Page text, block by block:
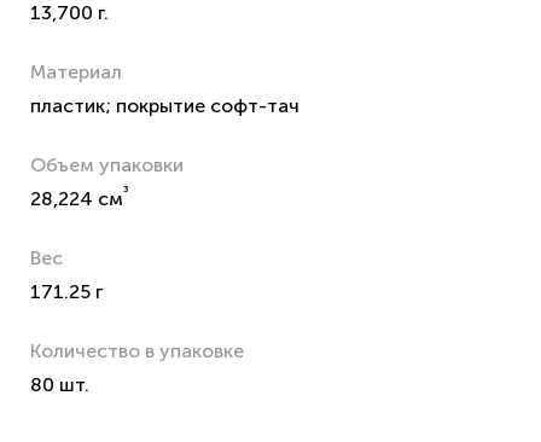
13,700 г.
Материал
пластик; покрытие софт-тач
Объем упаковки
28,224 см³
Вес
171.25 г
Количество в упаковке
80 шт.